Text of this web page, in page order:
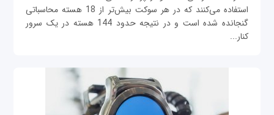
استفاده می‌کنند که در هر سوکت بیش‌تر از 18 هسته محاسباتی
گنجانده شده است و در نتیجه حدود 144 هسته در یک سرور
کنار...